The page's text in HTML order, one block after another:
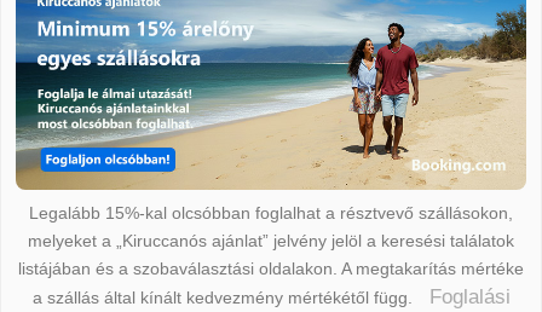
Legalább 15%-kal olcsóbban foglalhat a résztvevő szállásokon,
melyeket a „Kiruccanós ajánlat” jelvény jelöl a keresési találatok
listájában és a szobaválasztási oldalakon. A megtakarítás mértéke
a szállás által kínált kedvezmény mértékétől függ.
Foglalási